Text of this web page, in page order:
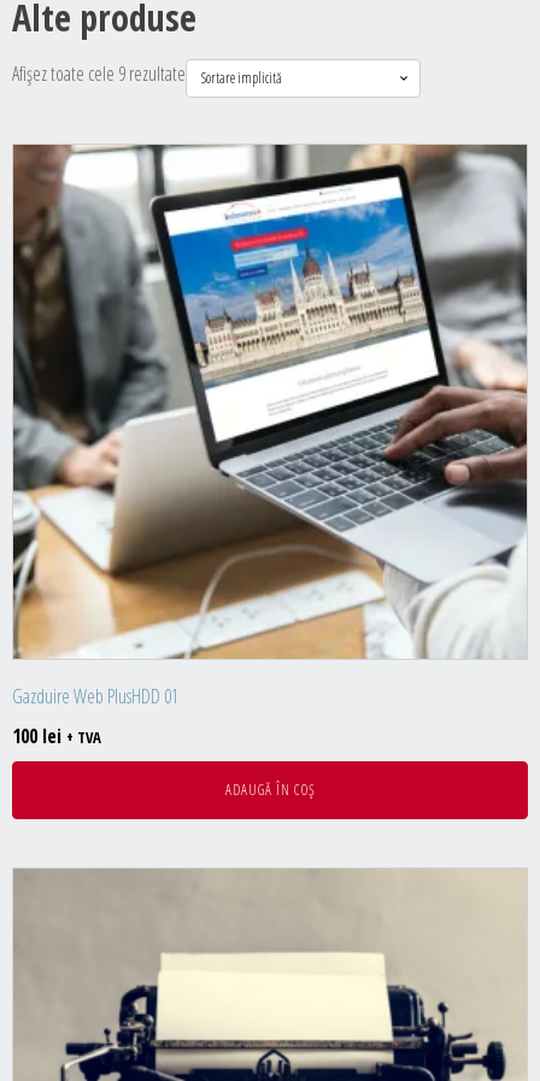
site-
uri
an
Alte produse
Afișez toate cele 9 rezultate
Gazduire Web PlusHDD 01
100lei + TVA
ADAUGĂ ÎN COȘ